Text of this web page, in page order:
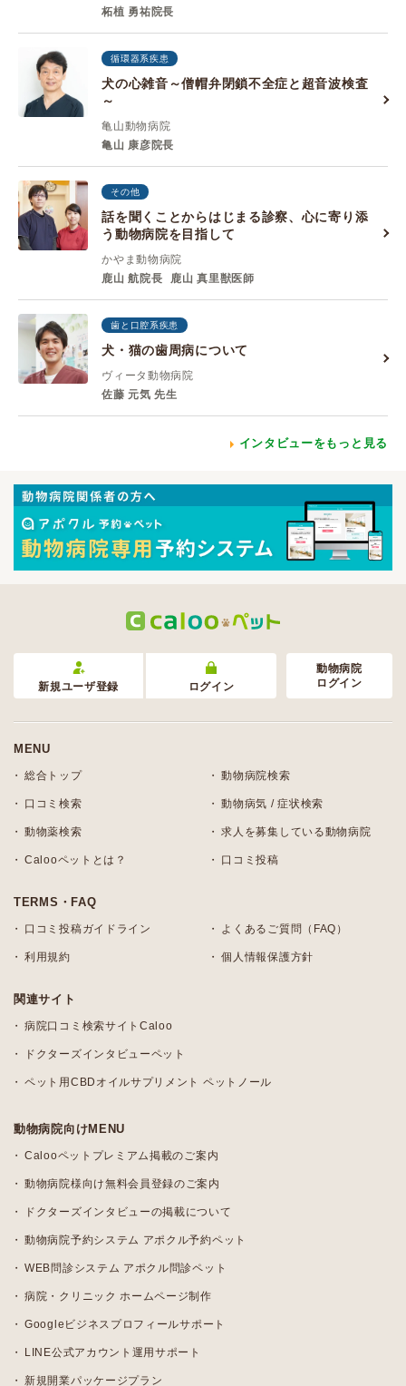
柘植 勇祐院長
循環器系疾患
犬の心雑音～僧帽弁閉鎖不全症と超音波検査
～
亀山動物病院
亀山 康彦院長
その他
話を聞くことからはじまる診察、心に寄り添
う動物病院を目指して
かやま動物病院
鹿山 航院長
鹿山 真里獣医師
歯と口腔系疾患
犬・猫の歯周病について
ヴィータ動物病院
佐藤 元気 先生
インタビューをもっと見る
新規ユーザ登録 ログイン
動物病院
ログイン
MENU
総合トップ 動物病院検索
口コミ検索 動物病気 / 症状検索
動物薬検索 求人を募集している動物病院
Calooペットとは？ 口コミ投稿
TERMS・FAQ
口コミ投稿ガイドライン よくあるご質問（FAQ）
利用規約 個人情報保護方針
関連サイト
病院口コミ検索サイトCaloo
ドクターズインタビューペット
ペット用CBDオイルサプリメント ペットノール
動物病院向けMENU
Calooペットプレミアム掲載のご案内
動物病院様向け無料会員登録のご案内
ドクターズインタビューの掲載について
動物病院予約システム アポクル予約ペット
WEB問診システム アポクル問診ペット
病院・クリニック ホームページ制作
Googleビジネスプロフィールサポート
LINE公式アカウント運用サポート
新規開業パッケージプラン